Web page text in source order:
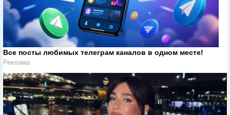
Все посты любимых телеграм каналов в одном месте!
Реклама